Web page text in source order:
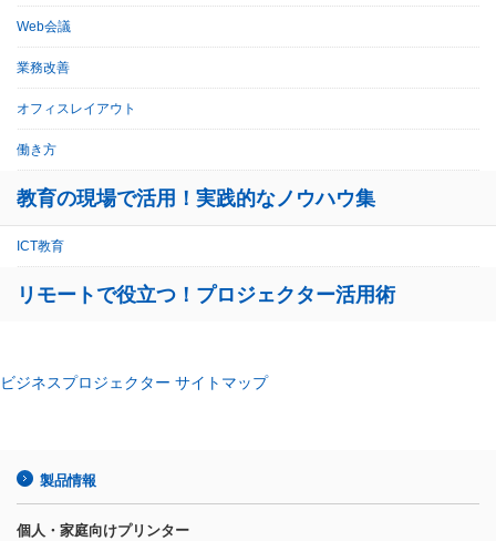
Web会議
業務改善
オフィスレイアウト
働き方
教育の現場で活用！実践的なノウハウ集
ICT教育
リモートで役立つ！プロジェクター活用術
ビジネスプロジェクター サイトマップ
製品情報
個人・家庭向けプリンター